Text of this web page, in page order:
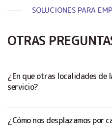
SOLUCIONES PARA
OTRAS
¿En que otras localidades de
servicio?
¿Cómo nos desplazamos por